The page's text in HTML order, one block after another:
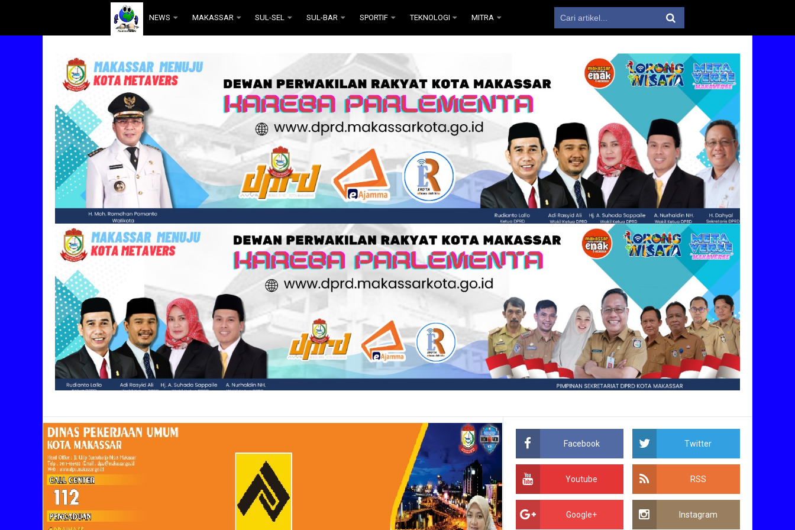
. NEWS MAKASSAR SUL-SEL SUL-BAR SPORTIF TEKNOLOGI MITRA
Facebook Twitter
Youtube RSS
Google+ Instagram